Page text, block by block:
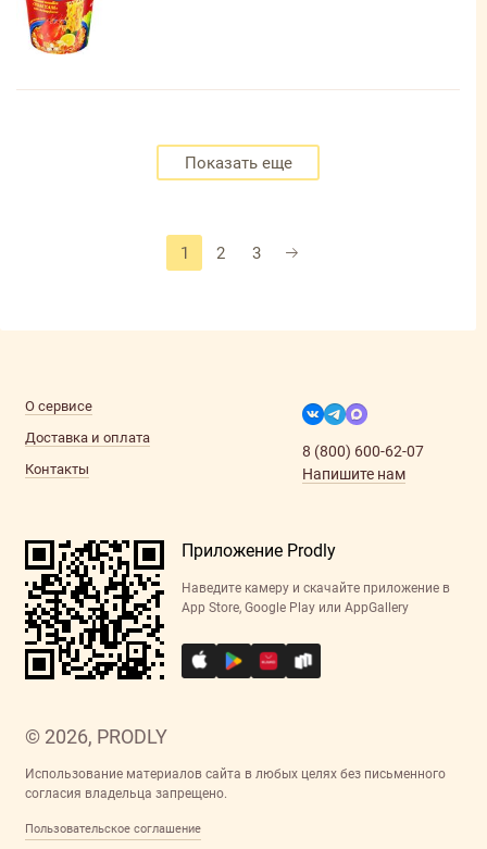
Показать еще
1 2 3
© 2026, PRODLY
Использование материалов сайта в любых целях без письменного
согласия владельца запрещено.
Пользовательское соглашение
О сервисе
Доставка и оплата
Контакты
8 (800) 600-62-07
Напишите нам
Приложение Prodly
Наведите камеру и скачайте приложение в
App Store, Google Play или AppGallery